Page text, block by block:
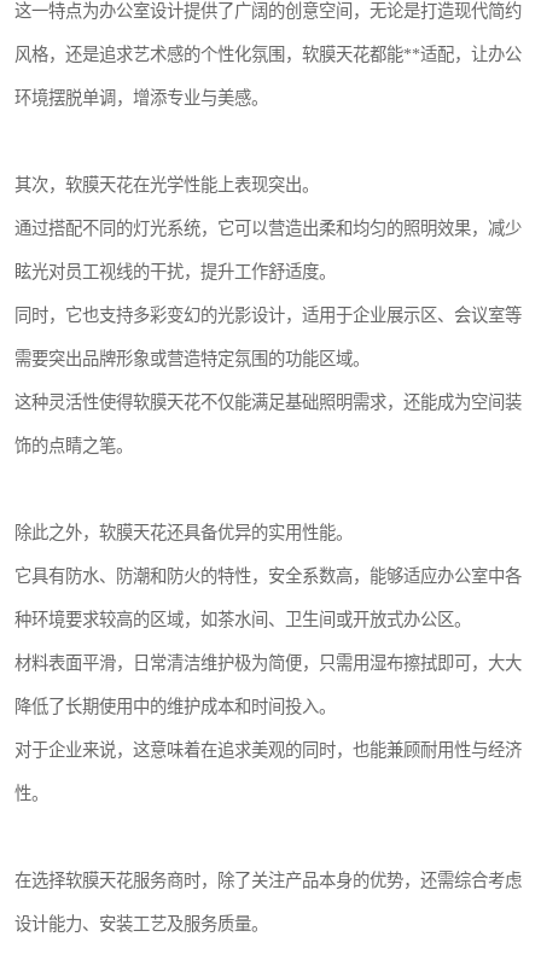
这一特点为办公室设计提供了广阔的创意空间，无论是打造现代简约
风格，还是追求艺术感的个性化氛围，软膜天花都能**适配，让办公
环境摆脱单调，增添专业与美感。
其次，软膜天花在光学性能上表现突出。
通过搭配不同的灯光系统，它可以营造出柔和均匀的照明效果，减少
眩光对员工视线的干扰，提升工作舒适度。
同时，它也支持多彩变幻的光影设计，适用于企业展示区、会议室等
需要突出品牌形象或营造特定氛围的功能区域。
这种灵活性使得软膜天花不仅能满足基础照明需求，还能成为空间装
饰的点睛之笔。
除此之外，软膜天花还具备优异的实用性能。
它具有防水、防潮和防火的特性，安全系数高，能够适应办公室中各
种环境要求较高的区域，如茶水间、卫生间或开放式办公区。
材料表面平滑，日常清洁维护极为简便，只需用湿布擦拭即可，大大
降低了长期使用中的维护成本和时间投入。
对于企业来说，这意味着在追求美观的同时，也能兼顾耐用性与经济
性。
在选择软膜天花服务商时，除了关注产品本身的优势，还需综合考虑
设计能力、安装工艺及服务质量。